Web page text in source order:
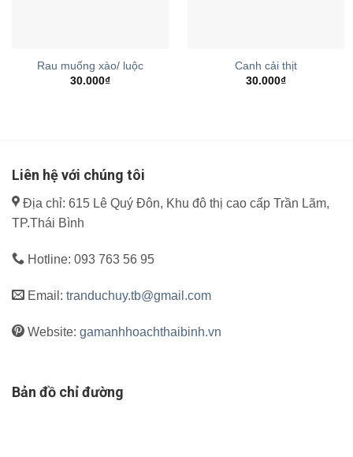
Rau muống xào/ luộc
30.000₫
Canh cải thịt
30.000₫
Liên hệ với chúng tôi
Địa chỉ: 615 Lê Quý Đôn, Khu đô thị cao cấp Trần Lãm,
TP.Thái Bình
Hotline: 093 763 56 95
Email: tranduchuy.tb@gmail.com
Website: gamanhhoachthaibinh.vn
Bản đồ chỉ đường